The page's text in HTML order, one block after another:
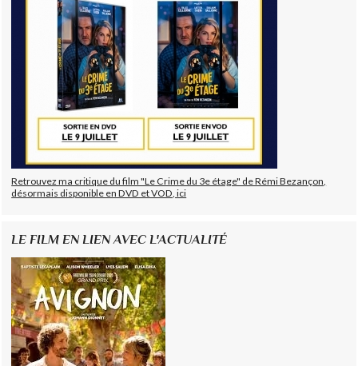
Retrouvez ma critique du film "Le Crime du 3e étage" de Rémi Bezançon,
désormais disponible en DVD et VOD, ici
LE FILM EN LIEN AVEC L'ACTUALITÉ